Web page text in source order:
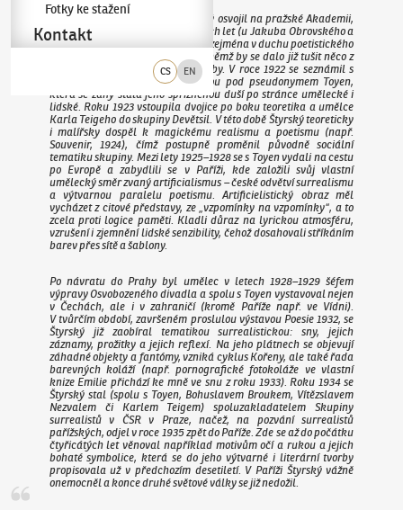
CS EN
Fotky ke stažení
Kontakt
Modernistické tvarosloví si Štyrský osvojil na pražské Akademii,
kde studoval na začátku dvacátých let (u Jakuba Obrovského a
Karla Krattnera). Zpočátku tvořil zejména v duchu poetistického
naivismu a lyrického kubismu, v němž by se dalo již tušit něco z
imaginativnosti jeho pozdější tvorby. V roce 1922 se seznámil s
Marií Čermínovou, později známou pod pseudonymem Toyen,
která se záhy stala jeho spřízněnou duší po stránce umělecké i
lidské. Roku 1923 vstoupila dvojice po boku teoretika a umělce
Karla Teigeho do skupiny Devětsil. V této době Štyrský teoreticky
i malířsky dospěl k magickému realismu a poetismu (např.
Souvenir, 1924), čímž postupně proměnil původně sociální
tematiku skupiny. Mezi lety 1925–1928 se s Toyen vydali na cestu
po Evropě a zabydlili se v Paříži, kde založili svůj vlastní
umělecký směr zvaný artificialismus – české odvětví surrealismu
a výtvarnou paralelu poetismu. Artificielistický obraz měl
vycházet z citové představy, ze „vzpomínky na vzpomínky“, a to
zcela proti logice paměti. Kladli důraz na lyrickou atmosféru,
vzrušení i zjemnění lidské senzibility, čehož dosahovali stříkáním
barev přes sítě a šablony.
Po návratu do Prahy byl umělec v letech 1928–1929 šéfem
výpravy Osvobozeného divadla a spolu s Toyen vystavoval nejen
v Čechách, ale i v zahraničí (kromě Paříže např. ve Vídni).
V tvůrčím období, završeném proslulou výstavou Poesie 1932, se
Štyrský již zaobíral tematikou surrealistickou: sny, jejich
záznamy, prožitky a jejich reflexí. Na jeho plátnech se objevují
záhadné objekty a fantómy, vzniká cyklusKořeny, ale také řada
barevných koláží (např. pornografické fotokoláže ve vlastní
knizeEmilie přichází ke mně ve snu z roku 1933). Roku 1934 se
Štyrský stal (spolu s Toyen, Bohuslavem Broukem, Vítězslavem
Nezvalem či Karlem Teigem) spoluzakladatelem Skupiny
surrealistů v ČSR v Praze, načež, na pozvání surrealistů
pařížských, odjel v roce 1935 zpět do Paříže. Zde se až do počátku
čtyřicátých let věnoval například motivům očí a rukou a jejich
bohaté symbolice, která se do jeho výtvarné i literární tvorby
propisovala už v předchozím desetiletí. V Paříži Štyrský vážně
onemocněl a konce druhé světové války se již nedožil.